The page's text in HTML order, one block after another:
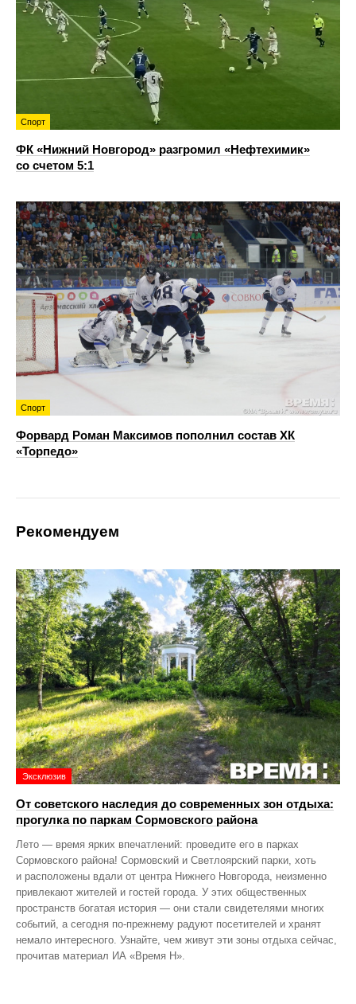
Спорт
ФК «Нижний Новгород» разгромил «Нефтехимик»
со счетом 5:1
Спорт
Форвард Роман Максимов пополнил состав ХК
«Торпедо»
Рекомендуем
Эксклюзив
От советского наследия до современных зон отдыха:
прогулка по паркам Сормовского района
Лето — время ярких впечатлений: проведите его в парках
Сормовского района! Сормовский и Светлоярский парки, хоть
и расположены вдали от центра Нижнего Новгорода, неизменно
привлекают жителей и гостей города. У этих общественных
пространств богатая история — они стали свидетелями многих
событий, а сегодня по‑прежнему радуют посетителей и хранят
немало интересного. Узнайте, чем живут эти зоны отдыха сейчас,
прочитав материал ИА «Время Н».